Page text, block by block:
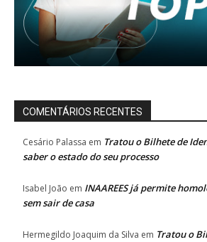
COMENTÁRIOS RECENTES
Cesário Palassa em Tratou o Bilhete de
saber o estado do seu processo
Isabel João em INAAREES já permite
sem sair de casa
Hermegildo Joaquim da Silva em Tratou o